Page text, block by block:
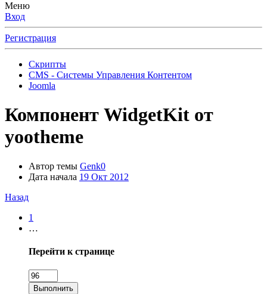
Меню
Вход
Регистрация
Скрипты
CMS - Системы Управления Контентом
Joomla
Компонент WidgetKit от
yootheme
Автор темы Genk0
Дата начала 19 Окт 2012
Назад
1
…
Перейти к странице
Выполнить